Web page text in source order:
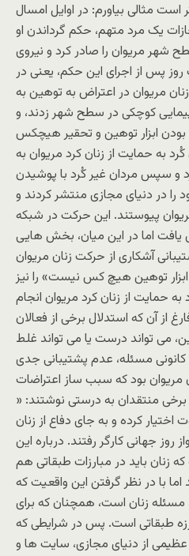
است مثالی بیاورم: در اوایل امسال
مجازات یک مرد متهم، حکم گرداندن او
شهر مریوان را صادر کرد و نیروی
روز پس از اجرای این حکم، یعنی در
زنان مریوان در اعتراض به توهین به
به راهپیمایی کوچکی در سطح شهر زدند، و
بودن ابزار توهین و تحقیر هیچکس
به حمایت از زنان کرد مریوان به
کُرد و سپس مردان غیر کُرد با پوشیدن
در دنیای مجازی منتشر کردند و
پیوستند. این حرکت در شبکه
اما در این میان، بخش هایی
آشکاری از حرکت زنان مریوان
توهین هیچ کس نیست» را نیز
حمایت از زنان کرد مریوان انجام
از آن که استدلال برخی از فعالان
می تواند درست یا می تواند غلط
مسئله، عدم پشتیبانی جدی
بود که سبب ساز اعتراضات
منتقدان به درستی نوشتند: «
کرده و به جای دفاع از زنان
روز جهانی کارگر رفتند. درباره این
زنان باید در مبارزات طبقاتی هم
با در نظر گرفتن این واقعیت که
مسئله زنان است، همچنان که برای
طبقاتی است. پس در شرایطی که
از دنیای مجازی، سایت ها و